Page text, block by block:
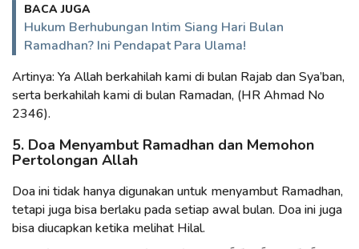
BACA JUGA
Hukum Berhubungan Intim Siang Hari Bulan
Ramadhan? Ini Pendapat Para Ulama!
Artinya: Ya Allah berkahilah kami di bulan Rajab dan Sya’ban,
serta berkahilah kami di bulan Ramadan, (HR Ahmad No
2346).
5. Doa Menyambut Ramadhan dan Memohon
Pertolongan Allah
Doa ini tidak hanya digunakan untuk menyambut Ramadhan,
tetapi juga bisa berlaku pada setiap awal bulan. Doa ini juga
bisa diucapkan ketika melihat Hilal.